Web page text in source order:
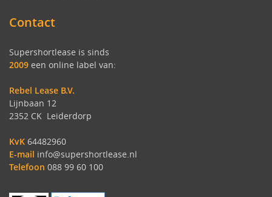
Contact
Supershortlease is sinds
2009 een online label van:
Rebel Lease B.V.
Lijnbaan 12
2352 CK Leiderdorp
KvK 64482960
E-mail info@supershortlease.nl
Telefoon 088 99 60 100